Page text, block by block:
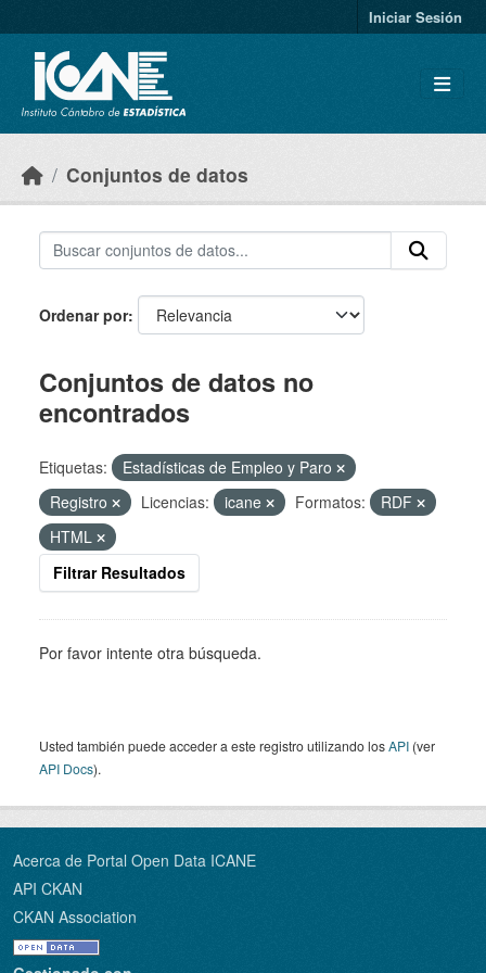
Iniciar Sesión
Conjuntos de datos
Ordenar por
Conjuntos de datos no
encontrados
Etiquetas:
Estadísticas de Empleo y Paro
Registro
Licencias: icane Formatos:
RDF
HTML
Filtrar Resultados
Por favor intente otra búsqueda.
Usted también puede acceder a este registro utilizando losAPI (ver
API Docs).
Acerca de Portal Open Data ICANE
API CKAN
CKAN Association